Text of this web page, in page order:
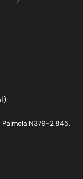
Palmela N379-2 845,